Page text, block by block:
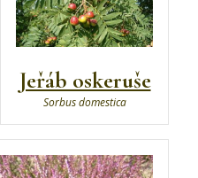
Jeřáb oskeruše
Sorbus domestica